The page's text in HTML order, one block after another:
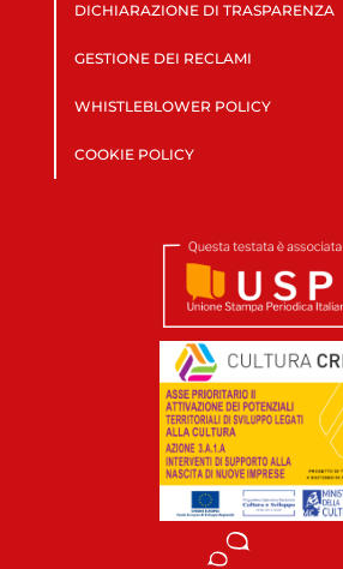
DICHIARAZIONE DI TRASPARENZA
GESTIONE DEI RECLAMI
WHISTLEBLOWER POLICY
COOKIE POLICY